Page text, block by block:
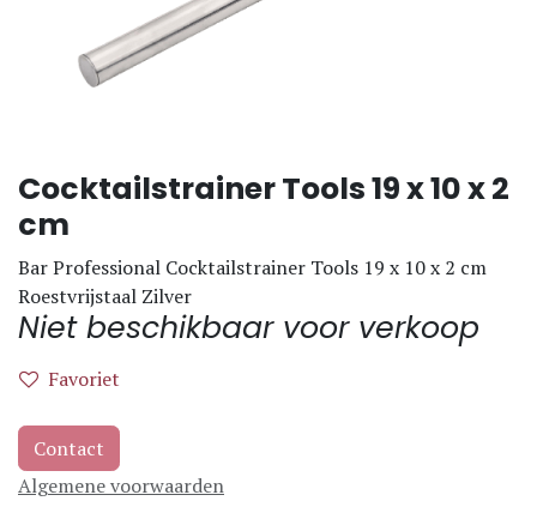
Cocktailstrainer Tools 19 x 10 x 2
cm
Bar Professional Cocktailstrainer Tools 19 x 10 x 2 cm
Roestvrijstaal Zilver
Niet beschikbaar voor verkoop
Favoriet
Contact
Algemene voorwaarden